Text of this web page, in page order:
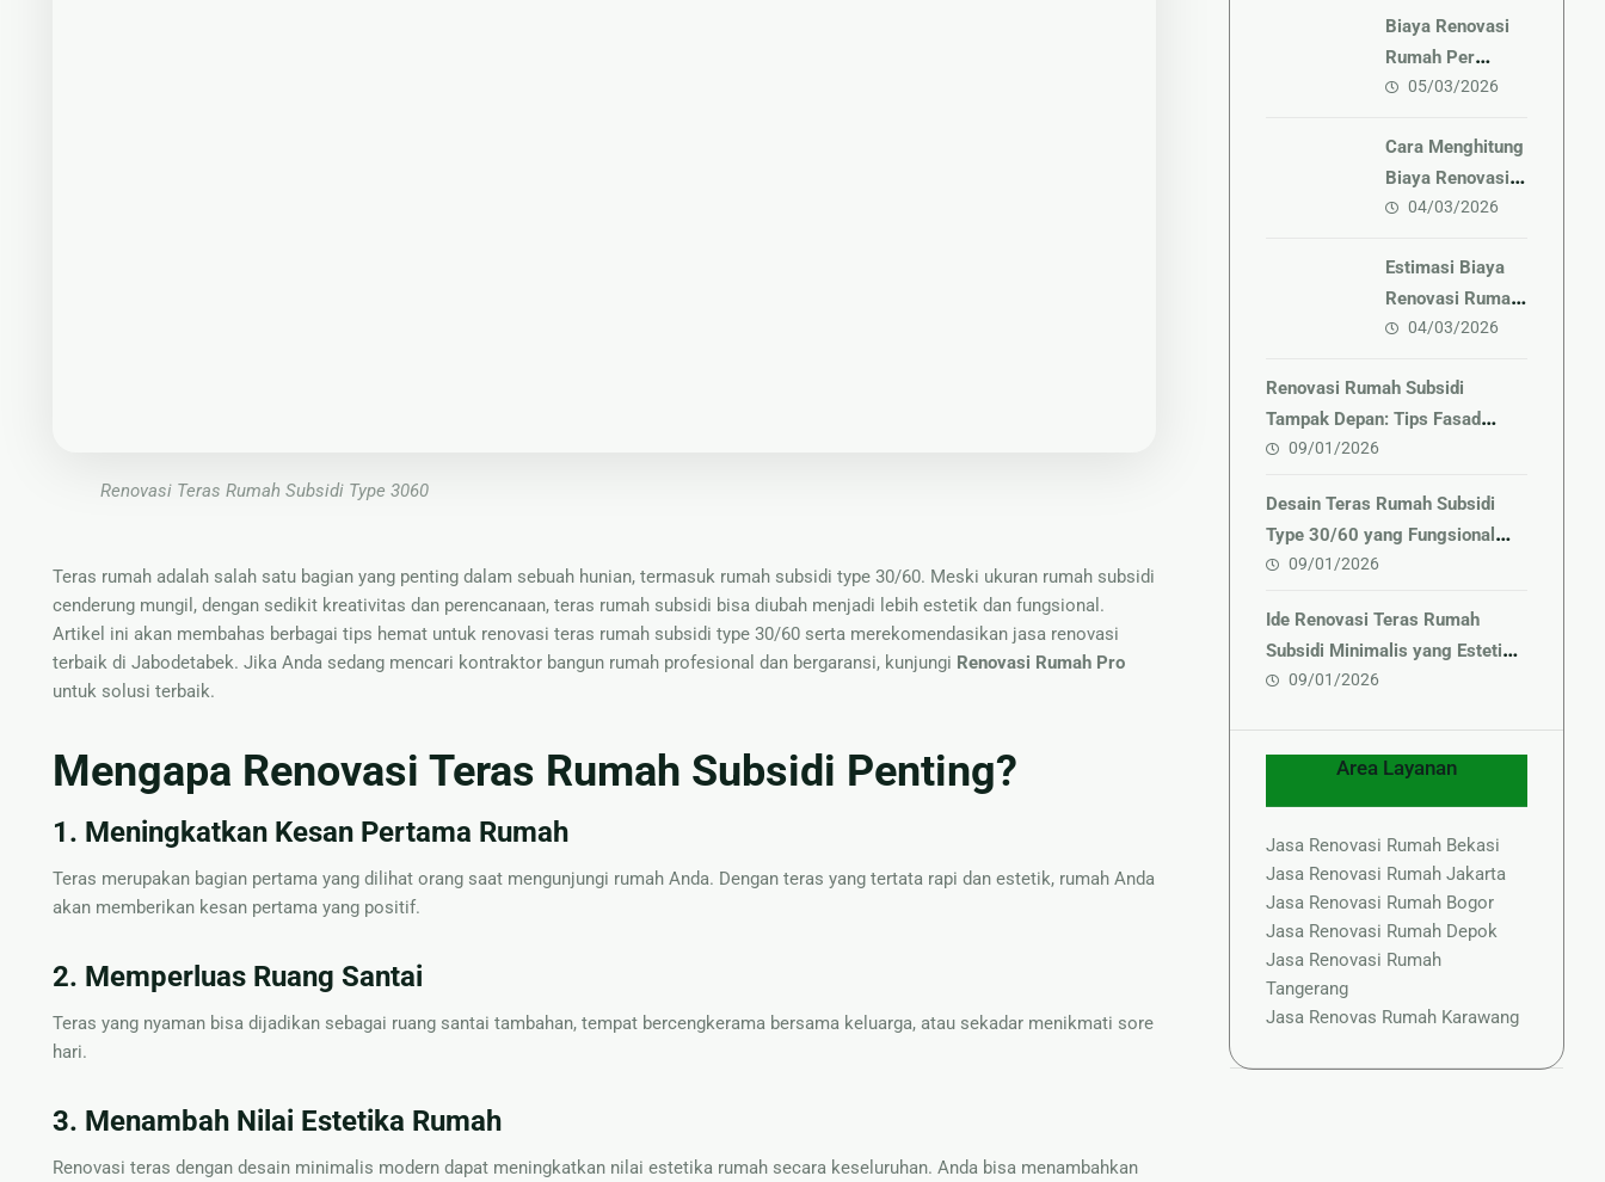
Renovasi Teras Rumah Subsidi Type 3060
Teras rumah adalah salah satu bagian yang penting dalam sebuah hunian, termasuk rumah subsidi type 30/60. Meski ukuran rumah subsidi
cenderung mungil, dengan sedikit kreativitas dan perencanaan, teras rumah subsidi bisa diubah menjadi lebih estetik dan fungsional.
Artikel ini akan membahas berbagai tips hemat untuk renovasi teras rumah subsidi type 30/60 serta merekomendasikan jasa renovasi
terbaik di Jabodetabek. Jika Anda sedang mencari kontraktor bangun rumah profesional dan bergaransi, kunjungi Renovasi Rumah Pro
untuk solusi terbaik.
Mengapa Renovasi Teras Rumah Subsidi Penting?
1. Meningkatkan Kesan Pertama Rumah
Teras merupakan bagian pertama yang dilihat orang saat mengunjungi rumah Anda. Dengan teras yang tertata rapi dan estetik, rumah Anda
akan memberikan kesan pertama yang positif.
2. Memperluas Ruang Santai
Teras yang nyaman bisa dijadikan sebagai ruang santai tambahan, tempat bercengkerama bersama keluarga, atau sekadar menikmati sore
hari.
3. Menambah Nilai Estetika Rumah
Renovasi teras dengan desain minimalis modern dapat meningkatkan nilai estetika rumah secara keseluruhan. Anda bisa menambahkan
Biaya Renovasi
Rumah Per
Meter Terbaru
05/03/2026
Cara Menghitung
Biaya Renovasi
Rumah Sendiri
04/03/2026
Estimasi Biaya
Renovasi Rumah
2026 Terbaru
04/03/2026
Renovasi Rumah Subsidi
Tampak Depan: Tips Fasad
Minimalis yang Bernilai Tinggi
09/01/2026
Desain Teras Rumah Subsidi
Type 30/60 yang Fungsional
dan Elegan
09/01/2026
Ide Renovasi Teras Rumah
Subsidi Minimalis yang Estetik
& Hemat Biaya
09/01/2026
Area Layanan
Jasa Renovasi Rumah Bekasi
Jasa Renovasi Rumah Jakarta
Jasa Renovasi Rumah Bogor
Jasa Renovasi Rumah Depok
Jasa Renovasi Rumah
Tangerang
Jasa Renovas Rumah Karawang